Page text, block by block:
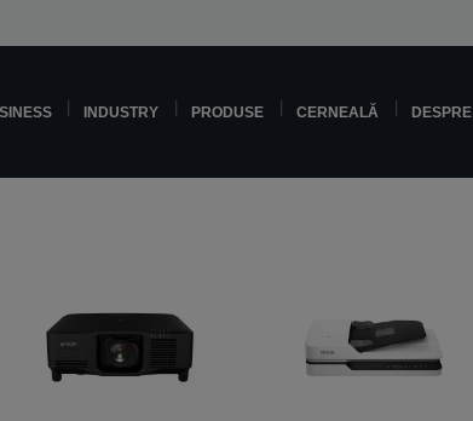
INDUSTRY PRODUSE CERNEALĂ DESPRE